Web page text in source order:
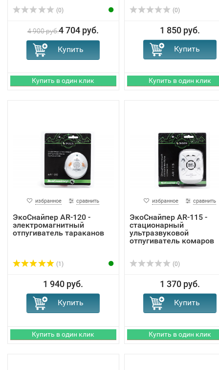
(0)
4 900 руб.4 704 руб.
(0)
1 850 руб.
избранное сравнить
ЭкоСнайпер AR-120 -
электромагнитный
отпугиватель тараканов
(1)
1 940 руб.
избранное сравнить
ЭкоСнайпер AR-115 -
стационарный
ультразвуковой
отпугиватель комаров
(0)
1 370 руб.